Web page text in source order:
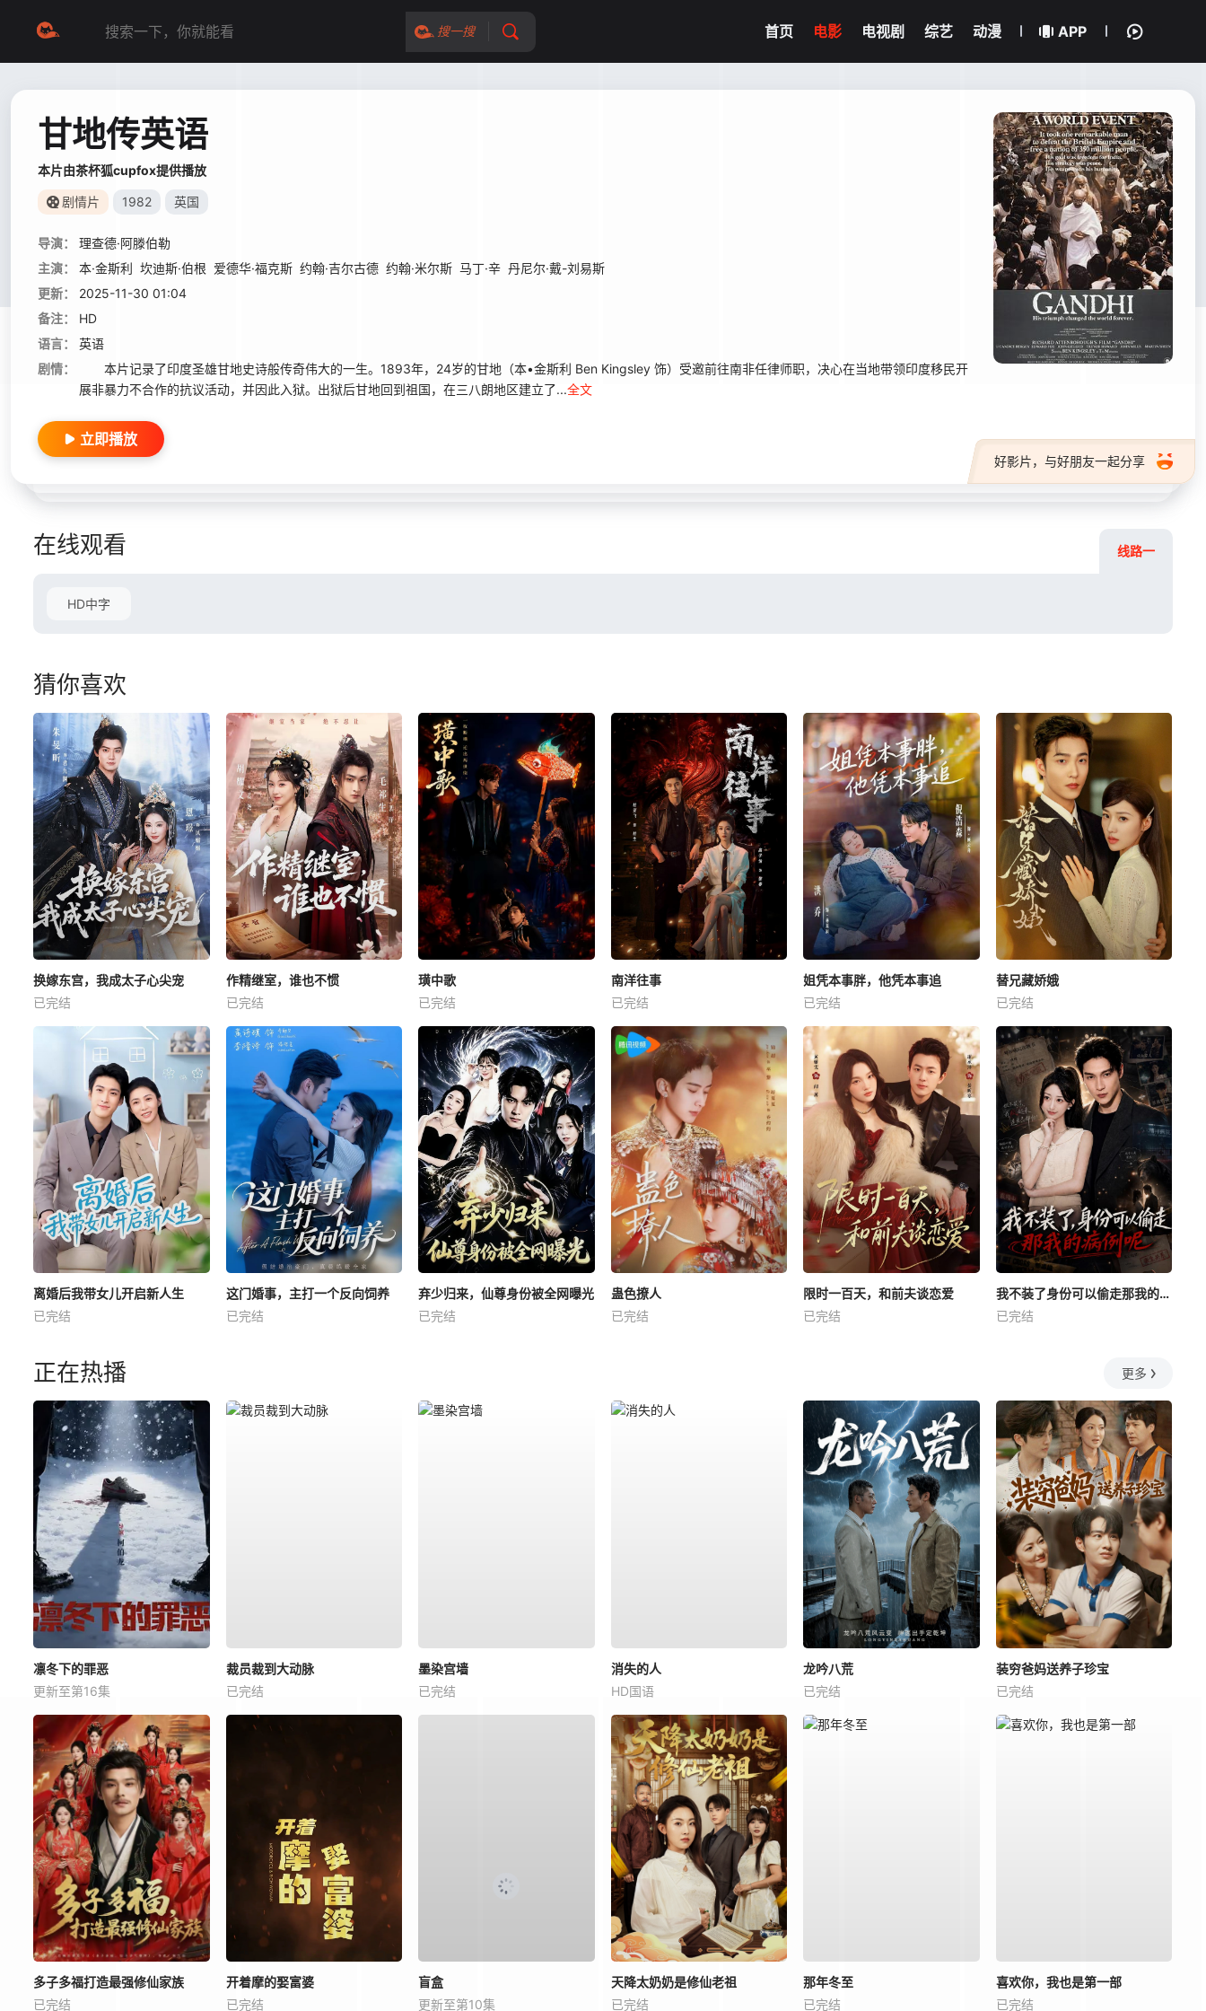
搜一搜 首页 电影 电视剧 综艺 动漫 APP
甘地传英语
本片由茶杯狐cupfox提供播放
剧情片 1982 英国
导演：
理查德·阿滕伯勒
主演：
本·金斯利 坎迪斯·伯根 爱德华·福克斯 约翰·吉尔古德 约翰·米尔斯 马丁·辛 丹尼尔·戴-刘易斯
更新：
2025-11-30 01:04
备注：
HD
语言：
英语
剧情：
本片记录了印度圣雄甘地史诗般传奇伟大的一生。1893年，24岁的甘地（本•金斯利 Ben Kingsley 饰）受邀前往南非任律师职，决心在当地带领印度移民开
展非暴力不合作的抗议活动，并因此入狱。出狱后甘地回到祖国，在三八朗地区建立了...全文
好影片，与好朋友一起分享
立即播放
在线观看 线路一
HD中字
猜你喜欢
换嫁东宫，我成太子心尖宠
已完结
作精继室，谁也不惯
已完结
璜中歌
已完结
南洋往事
已完结
姐凭本事胖，他凭本事追
已完结
替兄藏娇娥
已完结
离婚后我带女儿开启新人生
已完结
这门婚事，主打一个反向饲养
已完结
弃少归来，仙尊身份被全网曝光
已完结
蛊色撩人
已完结
限时一百天，和前夫谈恋爱
已完结
我不装了身份可以偷走那我的病例呢
已完结
正在热播 更多
凛冬下的罪恶
更新至第16集
裁员裁到大动脉
已完结
墨染宫墙
已完结
消失的人
HD国语
龙吟八荒
已完结
装穷爸妈送养子珍宝
已完结
多子多福打造最强修仙家族
已完结
开着摩的娶富婆
已完结
盲盒
更新至第10集
天降太奶奶是修仙老祖
已完结
那年冬至
已完结
喜欢你，我也是第一部
已完结